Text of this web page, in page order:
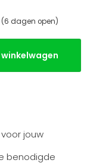
(6 dagen open)
jouw
benodigde